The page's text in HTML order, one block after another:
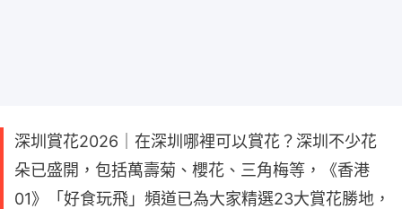
深圳賞花2026｜在深圳哪裡可以賞花？深圳不少花
朵已盛開，包括萬壽菊、櫻花、三角梅等，《香港
01》「好食玩飛」頻道已為大家精選23大賞花勝地，